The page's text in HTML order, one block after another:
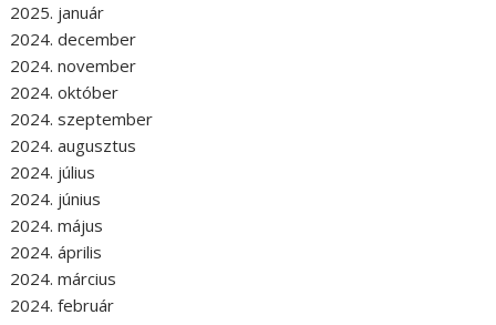
2025. január
2024. december
2024. november
2024. október
2024. szeptember
2024. augusztus
2024. július
2024. június
2024. május
2024. április
2024. március
2024. február